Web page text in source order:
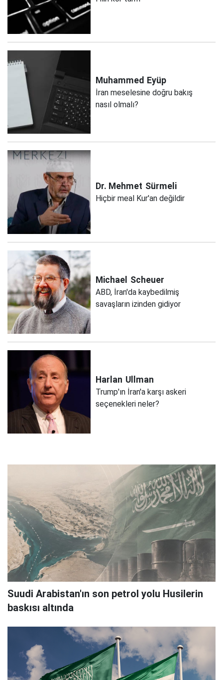
Muhammed Eyüp
İran meselesine doğru bakış
nasıl olmalı?
Dr. Mehmet Sürmeli
Hiçbir meal Kur'an değildir
Michael Scheuer
ABD, İran'da kaybedilmiş
savaşların izinden gidiyor
Harlan Ullman
Trump'ın İran'a karşı askeri
seçenekleri neler?
Suudi Arabistan'ın son petrol yolu Husilerin
baskısı altında